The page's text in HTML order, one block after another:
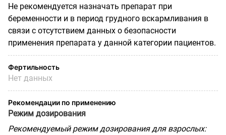
Не рекомендуется назначать препарат при
беременности и в период грудного вскармливания в
связи с отсутствием данных о безопасности
применения препарата у данной категории пациентов.
Фертильность
Нет данных
Рекомендации по применению
Режим дозирования
Рекомендуемый режим дозирования для взрослых: